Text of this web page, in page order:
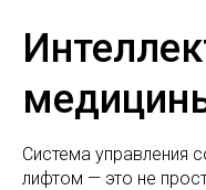
Система управления
лифтом — это не